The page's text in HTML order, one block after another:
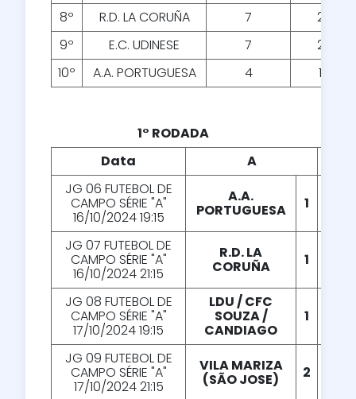
8º
R.D. LA CORUÑA 7
2
9º
E.C. UDINESE 7
2
10º
A.A. PORTUGUESA 4 1
1° RODADA
Data
A
JG 06 FUTEBOL DE
CAMPO SÉRIE "A"
16/10/2024 19:15
A.A.
PORTUGUESA 1
JG 07 FUTEBOL DE
CAMPO SÉRIE "A"
16/10/2024 21:15
R.D. LA
CORUÑA 1
JG 08 FUTEBOL DE
CAMPO SÉRIE "A"
17/10/2024 19:15
LDU / CFC
SOUZA /
CANDIAGO
1
JG 09 FUTEBOL DE
CAMPO SÉRIE "A"
17/10/2024 21:15
VILA MARIZA
(SÃO JOSE) 2